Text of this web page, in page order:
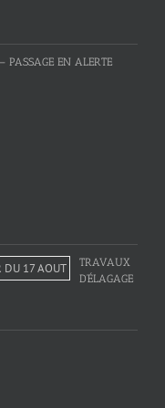
PASSAGE EN ALERTE
TRAVAUX
D’ÉLAGAGE